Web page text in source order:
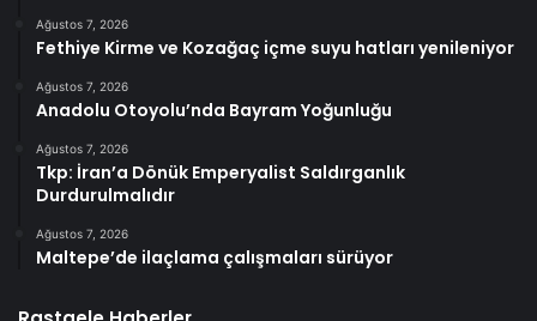
Ağustos 7, 2026
Fethiye Kirme ve Kozağaç içme suyu hatları yenileniyor
Ağustos 7, 2026
Anadolu Otoyolu’nda Bayram Yoğunluğu
Ağustos 7, 2026
Tkp: İran’a Dönük Emperyalist Saldırganlık
Durdurulmalıdır
Ağustos 7, 2026
Maltepe’de ilaçlama çalışmaları sürüyor